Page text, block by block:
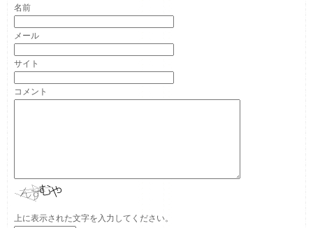
名前
メール
サイト
上に表示された文字を入力してください。
コメント